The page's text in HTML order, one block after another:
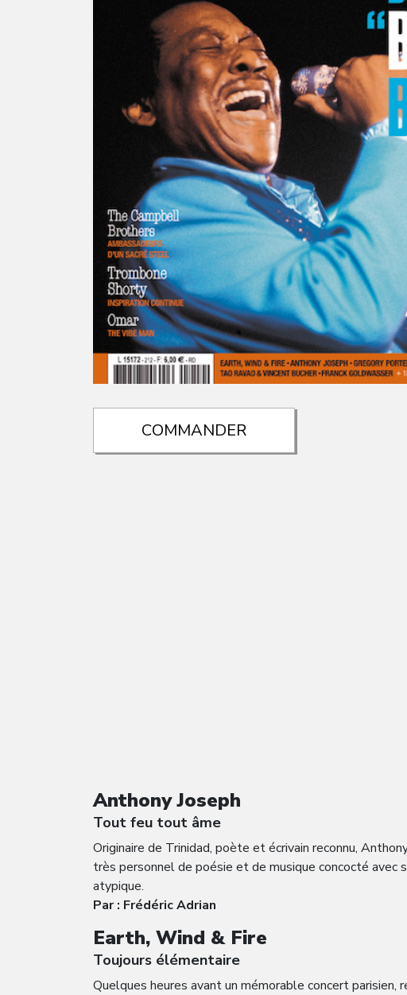
COMMANDER
Anthony Joseph
Tout feu tout âme
Originaire de Trinidad, poète et écrivain reconnu,
très personnel de poésie et de musique concocté avec
atypique.
Par : Frédéric Adrian
Earth, Wind & Fire
Toujours élémentaire
Quelques heures avant un mémorable concert